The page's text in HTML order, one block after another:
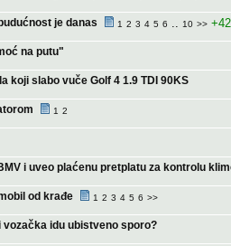
je danas 1 2 3 4 5 6 10 >> +42
na putu"
koji slabo vuče Golf 4 1.9 TDI 90KS
1 2
i uveo plaćenu pretplatu za kontrolu
od krađe 1 2 3 4 5 6 >>
idu ubistveno sporo?